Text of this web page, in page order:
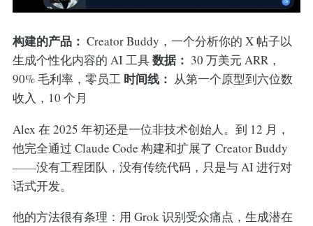
构建的产品： Creator Buddy，一个分析你的 X 帖子以
生成个性化内容的 AI 工具数据： 30 万美元 ARR，
90% 毛利率，零员工 时间线： 从第一个原型到六位数
收入，10 个月
Alex 在 2025 年初还是一位非技术创始人。到 12 月，
他完全通过 Claude Code 构建和扩展了 Creator Buddy
——没有工程团队，没有传统代码，只是与 AI 进行对
话式开发。
他的方法很有条理：用 Grok 识别受众痛点，生成潜在